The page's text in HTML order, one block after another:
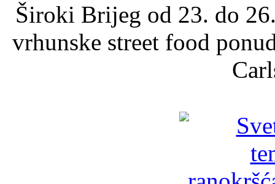
Široki Brijeg od 23. do
vrhunske street food